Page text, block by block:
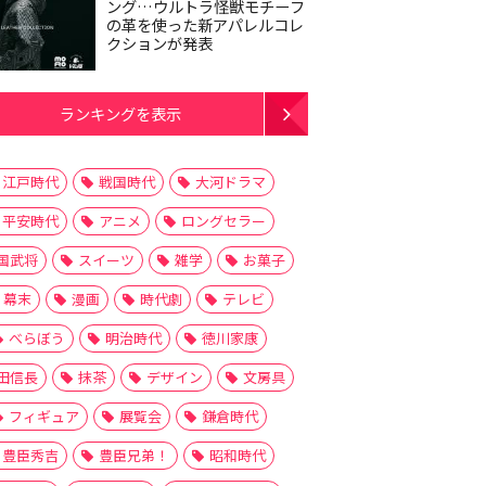
ング…ウルトラ怪獣モチーフ
の革を使った新アパレルコレ
クションが発表
ランキングを表示
江戸時代 戦国時代
大河ドラマ
平安時代
アニメ
ロングセラー
武将
スイーツ 雑学
お菓子
幕末
漫画 時代劇
テレビ
べらぼう
明治時代
徳川家康
信長
抹茶 デザイン
文房具
フィギュア
展覧会
鎌倉時代
豊臣秀吉
豊臣兄弟！
昭和時代